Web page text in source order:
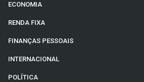
ECONOMIA
RENDA FIXA
FINANÇAS PESSOAIS
INTERNACIONAL
POLÍTICA